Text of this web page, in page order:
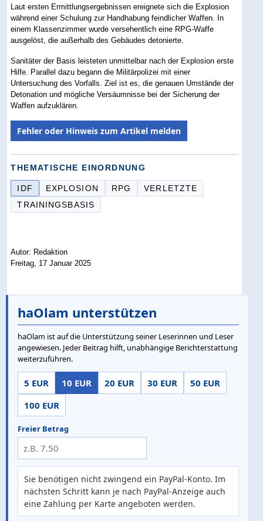
Laut ersten Ermittlungsergebnissen ereignete sich die Explosion
während einer Schulung zur Handhabung feindlicher Waffen. In
einem Klassenzimmer wurde versehentlich eine RPG-Waffe
ausgelöst, die außerhalb des Gebäudes detonierte.
Sanitäter der Basis leisteten unmittelbar nach der Explosion erste
Hilfe. Parallel dazu begann die Militärpolizei mit einer
Untersuchung des Vorfalls. Ziel ist es, die genauen Umstände der
Detonation und mögliche Versäumnisse bei der Sicherung der
Waffen aufzuklären.
Fehler oder Hinweis zum Artikel melden
THEMATISCHE EINORDNUNG
IDF EXPLOSION RPG
VERLETZTE
TRAININGSBASIS
Autor: Redaktion
Freitag, 17 Januar 2025
haOlam unterstützen
haOlam ist auf die Unterstützung seiner Leserinnen und Leser
angewiesen. Jeder Beitrag hilft, unabhängige Berichterstattung
weiterzuführen.
5 EUR 10 EUR 20 EUR 30 EUR
50 EUR
100 EUR
Freier Betrag
Sie benötigen nicht zwingend ein PayPal-Konto. Im
nächsten Schritt kann je nach PayPal-Anzeige auch
eine Zahlung per Karte angeboten werden.